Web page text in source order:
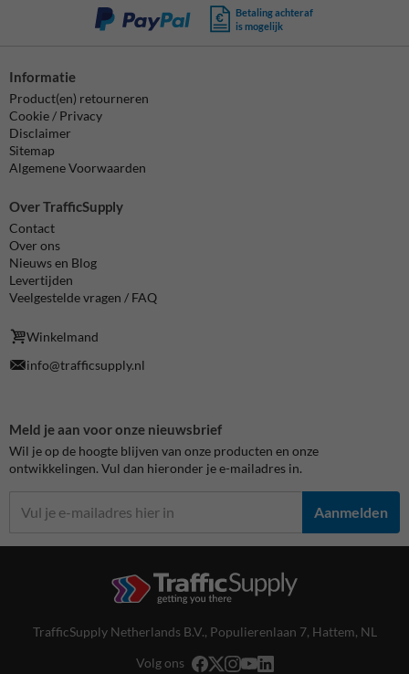
Betaling achteraf
is mogelijk
Informatie
Product(en) retourneren
Cookie / Privacy
Disclaimer
Sitemap
Algemene Voorwaarden
Over TrafficSupply
Contact
Over ons
Nieuws en Blog
Levertijden
Veelgestelde vragen / FAQ
Winkelmand
info@trafficsupply.nl
Meld je aan voor onze nieuwsbrief
Wil je op de hoogte blijven van onze producten en onze
ontwikkelingen. Vul dan hieronder je e-mailadres in.
Aanmelden
TrafficSupply Netherlands B.V., Populierenlaan 7, Hattem, NL
Volg ons